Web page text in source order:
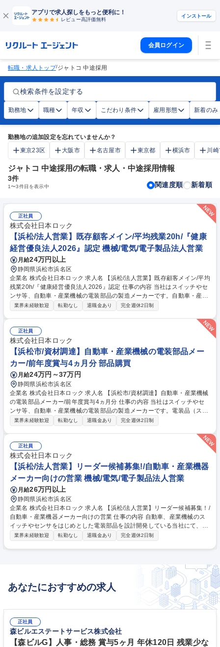
アプリで求人探しをもっと便利に！
レビュー高評価無料
インストール
会員ログイン
転職・求人トップ/ジャトコ 中途採用
検索条件を設定する
勤務地 職種 年収 こだわり条件 雇用形態 新着のみ
勤務地の追加設定を忘れていませんか？
東京23区
大阪市 名古屋市 東京都 横浜市 川
ジャトコ 中途採用の転職・求人・中途採用情報
3件
1〜3件目を表示中 関連度順 新着順
正社員
株式会社日本ロック
【浜松/法人営業】既存顧客メイン/平均残業20h/『健康
経営優良法人2026』認定 機械/電気/電子製品法人営業
月給24万円以上
静岡県浜松市浜名区
企業名 株式会社日本ロック 求人名 【浜松/法人営業】既存顧客メイン/平均
残業20h/『健康経営優良法人2026』認定 仕事の内容 当社はスイッチやセ
ンサ等、自動車・産業機械の電装部品の製造メーカーです。自動車・産業
機器メーカー向けに、電装品（スイッチ類）の営業（既存顧客及び新規開
打ち合わせ等 ■現在は既存顧客がメイン 《担当社数》10～15社 《教育体
制》OJT教育が中心ですが、社内研修等もあり中途採用の方も安心して働
くことが可能な環境です 募集職種 【浜松/法人営業】既存顧客メイン/平均
残業20h/『健康経営優良法人2026』認定
業界未経験歓迎 転勤なし 退職金あり 完全週休2日制
正社員
株式会社日本ロック
【浜松市/資材調達】自動車・産業機械の電装部品メー
カー/前年度賞与4ヵ月分 部品購買
月給24万円～37万円
静岡県浜松市浜名区
企業名 株式会社日本ロック 求人名 【浜松市/資材調達】自動車・産業機械
の電装部品メーカー/前年度賞与4ヵ月分 仕事の内容 当社はスイッチやセ
ンサ等、自動車・産業機械の電装部品の製造メーカーです。電装品（スイ
ッチ類）を組立製造をする際に必要な資材の調達をお任せします。 【具体
製造部（在庫管理、生産管理）、品質管理部など他部門と連携し、品質、
コスト、納期のバランスのとれた調達活動を通じて、収益確保と顧客への
サービスに貢献する業務です。 【現在の取引状況】既存の仕入先50社程
度より樹脂成型部品、プレス成型部品、電子部品、ハーネス等を調達 変更
の範囲：当社業務全般 募集職種 【浜松市/資材調達】自動車・産業機械の
電装部品メーカー/前年度賞与4ヵ月分
業界未経験歓迎 転勤なし 退職金あり 完全週休2日制
正社員
株式会社日本ロック
【浜松/法人営業】リーダー候補募集!/自動車・産業機器
メーカー向けの営業 機械/電気/電子製品法人営業
月給26万円以上
静岡県浜松市浜名区
企業名 株式会社日本ロック 求人名 【浜松/法人営業】リーダー候補募集！/
自動車・産業機器メーカー向けの営業 仕事の内容 自動車、産業機械のス
イッチやセンサをはじめとした電装部品を設計開発している当社にて、自
動車・産業機器メーカーへ電装品（スイッチ類）の営業（既存顧客及び新
営業】リーダー候補募集！/自動車・産業機器メーカー向けの営業
業界未経験歓迎 転勤なし 退職金あり 完全週休2日制
あなたにおすすめの求人
正社員
森ビルエステートサービス株式会社
【森ビルG】人事・総務 賞与5ヶ月 年休120日 残業少な